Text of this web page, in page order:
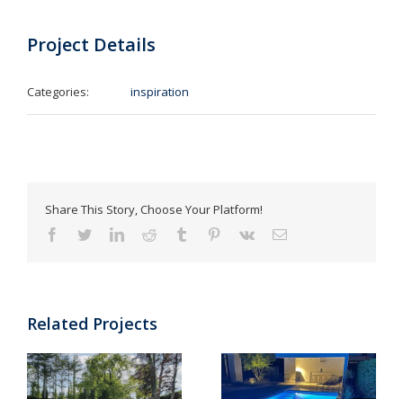
Project Details
Categories: inspiration
Share This Story, Choose Your Platform!
Facebook
TwitterLinkedInReddit Tumblr Pinterest
Vk Email
Related Projects